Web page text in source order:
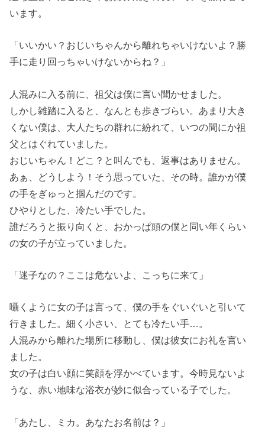
います。
「いいかい？おじいちゃんから離れちゃいけないよ？勝
手に走り回っちゃいけないからね？」
人混みに入る前に、祖父は僕に言い聞かせました。
しかし雑踏に入ると、なんとも歩きづらい。あまり大き
くない僕は、大人たちの群れに紛れて、いつの間にか祖
父とはぐれていました。
おじいちゃん！どこ？と叫んでも、返事はありません。
あぁ、どうしよう！そう思っていた、その時。誰かが僕
の手をぎゅっと掴んだのです。
ひやりとした、冷たい手でした。
誰だろうと振り向くと、おかっぱ頭の僕と同い年くらい
の女の子が立っていました。
「迷子なの？ここは危ないよ、こっちに来て」
囁くように女の子は言って、僕の手をぐいぐいと引いて
行きました。細く小さい、とても冷たい手…。
人混みから離れた場所に移動し、僕は彼女にお礼を言い
ました。
女の子は白い顔に笑顔を浮かべています。今時見ないよ
うな、赤い地味な浴衣が妙に似合っている子でした。
「あたし、ミカ。あなたお名前は？」